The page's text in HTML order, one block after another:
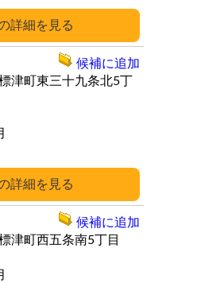
詳細
詳細
津町東三十九条北5丁
候補に追加
津町西五条南5丁目
候補に追加